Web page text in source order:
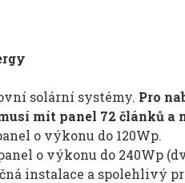
solární systémy. Pro
mít panel 72 článků a
o výkonu do 120Wp.
o výkonu do 240Wp
instalace a spolehlivý